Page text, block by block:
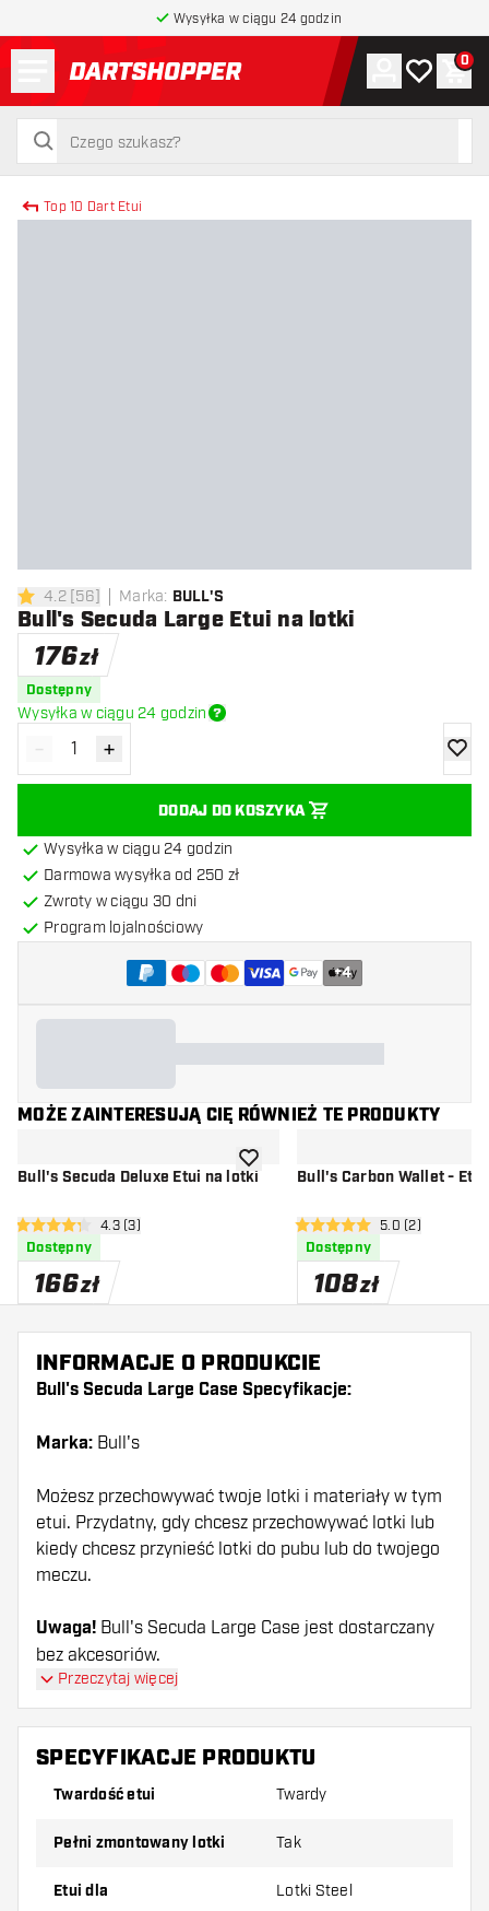
Wysyłka w ciągu 24 godzin
powrót do strony głównej
szukaj
szukaj
Konto
Moja lista
0
Top 10 Dart Etui
4.2 gwiazdki oceny
4.2[56] Marka: BULL'S
Bull's Secuda Large Etui na lotki
176zł
Dostępny
Wysyłka w ciągu 24 godzin
Zmniejsz ilość
- Zwiększ ilość
+
DODAJ DO KOSZYKA
Wysyłka w ciągu 24 godzin
Darmowa wysyłka od 250 zł
Zwroty w ciągu 30 dni
Program lojalnościowy
+4
MOŻE ZAINTERESUJĄ CIĘ RÓWNIEŻ TE PRODUKTY
Bull's Secuda Deluxe Etui na lotki
otwórz panel recenzji
4.3 gwiazdki oceny
4.3 (3)
Dostępny
166zł
dodaj do listy życzeń
Bull's Carbon Wallet -
otwórz panel
5 gwiazdki oceny5.0 (2)
Dostępny
108zł
INFORMACJE O PRODUKCIE
Bull's Secuda Large Case Specyfikacje:
Marka: Bull's
Możesz przechowywać twoje lotki i materiały w tym
etui. Przydatny, gdy chcesz przechowywać lotki lub
kiedy chcesz przynieść lotki do pubu lub do twojego
meczu.
Uwaga! Bull's Secuda Large Case jest dostarczany
bez akcesoriów.
Przeczytaj więcej
SPECYFIKACJE PRODUKTU
Twardość etui Twardy
pełni zmontowany lotki Tak
Etui dla Lotki Steel